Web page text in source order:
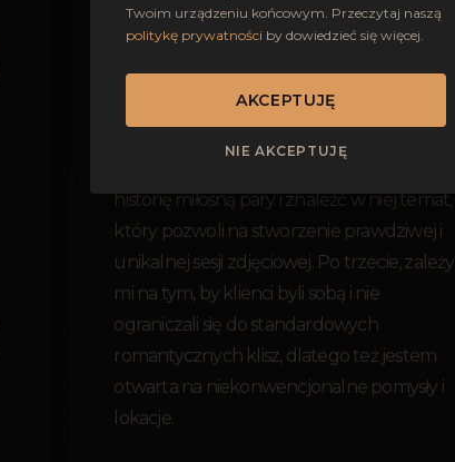
Po pierwsze, sesje prowadzę w luźnej
atmosferze, gdzie rozmawiam z klientami
o ich oczekiwaniach i ograniczeniach, a
także daję im proste zadania i czasami
historię miłosną pary i znaleźć w niej temat,
który pozwoli na stworzenie prawdziwej i
unikalnej sesji zdjęciowej. Po trzecie, zależy
mi na tym, by klienci byli sobą i nie
ograniczali się do standardowych
romantycznych klisz, dlatego też jestem
otwarta na niekonwencjonalne pomysły i
lokacje.
Twoim urządzeniu końcowym. Przeczytaj naszą
politykę prywatności by dowiedzieć się więcej.
AKCEPTUJĘ
NIE AKCEPTUJĘ